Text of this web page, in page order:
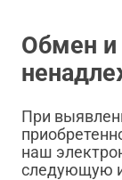
Обмен и
При
наш
следующую